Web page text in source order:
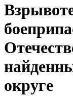
округе